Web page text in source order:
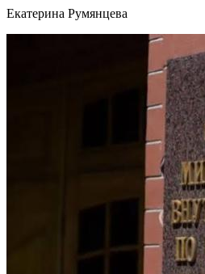
Екатерина Румянцева